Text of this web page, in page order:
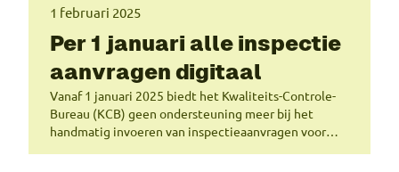
1 februari 2025
Per 1 januari alle inspectie
aanvragen digitaal
Vanaf 1 januari 2025 biedt het Kwaliteits-Controle-
Bureau (KCB) geen ondersteuning meer bij het
handmatig invoeren van inspectieaanvragen voor